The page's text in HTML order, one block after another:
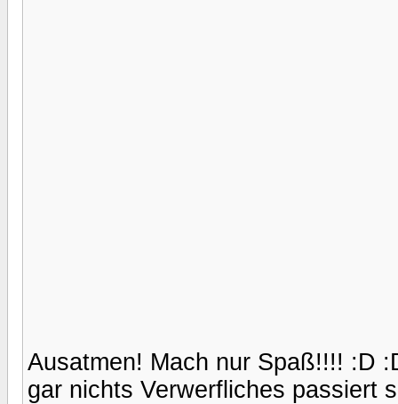
Ausatmen! Mach nur Spaß!!!! :D
gar nichts Verwerfliches passiert